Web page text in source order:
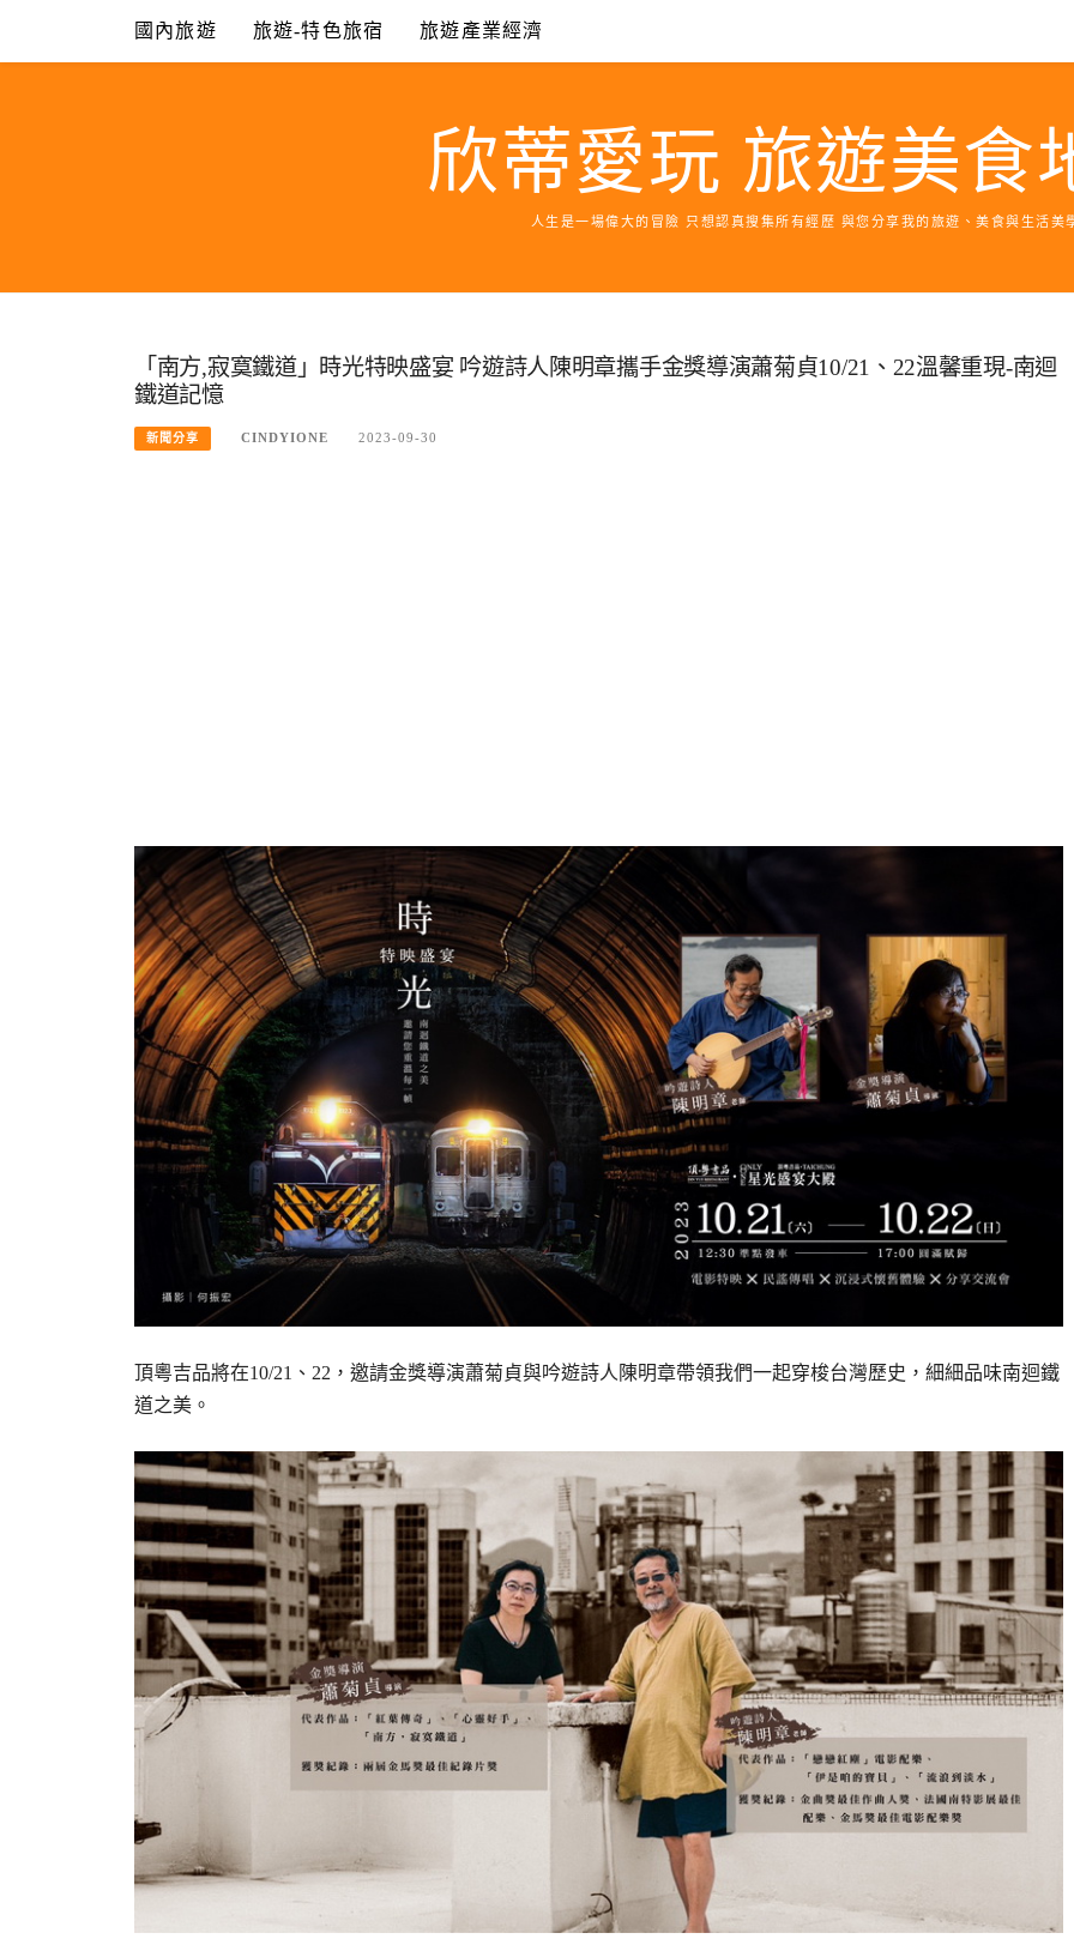
content
國內旅遊 旅遊-特色旅宿 旅遊產業經濟
欣蒂愛玩 旅遊美食
人生是一場偉大的冒險 只想認真搜集所有經歷 與您分享我的旅遊、美食與生活美
「南方,寂寞鐵道」時光特映盛宴 吟遊詩人陳明章攜手金獎導演蕭菊貞10/21、22溫馨重現-南迴
鐵道記憶
新聞分享 CINDYIONE 2023-09-30
頂粵吉品將在10/21、22，邀請金獎導演蕭菊貞與吟遊詩人陳明章帶領我們一起穿梭台灣歷史，細細品味南迴鐵
道之美。